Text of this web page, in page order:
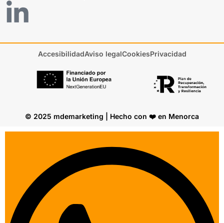
© 2025 mdemarketing | Hecho con ❤️ en Menorca
AccesibilidadAviso legalCookiesPrivacidad